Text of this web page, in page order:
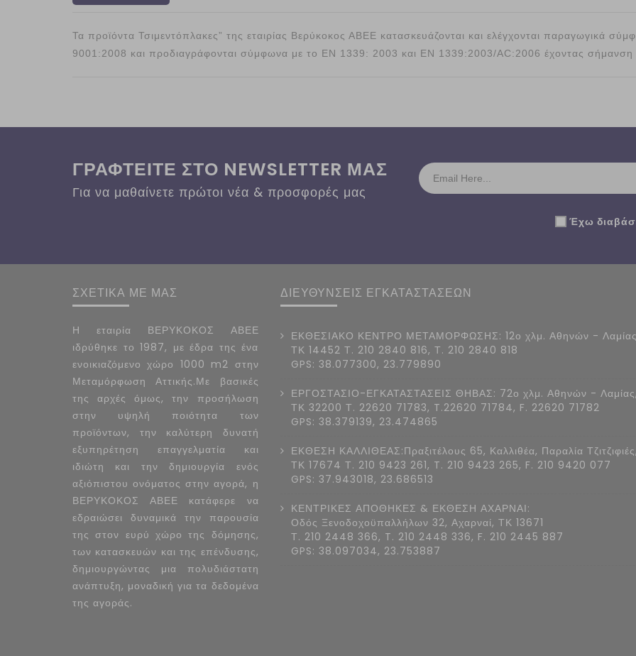
Τα προϊόντα Τσιμεντόπλακες” της εταιρίας Βερύκοκος ΑΒΕΕ κατασκευάζονται και ελέγχονται παραγωγικά
9001:2008 και προδιαγράφονται σύμφωνα με το EN 1339: 2003 και EN 1339:2003/AC:2006 έχοντας σήμανση
ΓΡΑΦΤΕΙΤΕ ΣΤΟ NEWSLETTER ΜΑΣ
Για να μαθαίνετε πρώτοι νέα & προσφορές μας
Έχω
ΣΧΕΤΙΚΑ ΜΕ ΜΑΣ
Η εταιρία ΒΕΡΥΚΟΚΟΣ ΑΒΕΕ
ιδρύθηκε το 1987, με έδρα της ένα
ενοικιαζόμενο χώρο 1000 m2 στην
Μεταμόρφωση Αττικής.Με βασικές
της αρχές όμως, την προσήλωση
στην υψηλή ποιότητα των
προϊόντων, την καλύτερη δυνατή
εξυπηρέτηση επαγγελματία και
ιδιώτη και την δημιουργία ενός
αξιόπιστου ονόματος στην αγορά, η
ΒΕΡΥΚΟΚΟΣ ΑΒΕΕ κατάφερε να
εδραιώσει δυναμικά την παρουσία
της στον ευρύ χώρο της δόμησης,
των κατασκευών και της επένδυσης,
δημιουργώντας μια πολυδιάστατη
ανάπτυξη, μοναδική για τα δεδομένα
της αγοράς.
ΔΙΕΥΘΥΝΣΕΙΣ ΕΓΚΑΤΑΣΤΑΣΕΩΝ
ΕΚΘΕΣΙΑΚΟ ΚΕΝΤΡΟ ΜΕΤΑΜΟΡΦΩΣΗΣ: 12ο χλμ. Αθηνών -
ΤΚ 14452 Τ. 210 2840 816, Τ. 210 2840 818
GPS: 38.077300, 23.779890
ΕΡΓΟΣΤΑΣΙΟ-ΕΓΚΑΤΑΣΤΑΣΕΙΣ ΘΗΒΑΣ: 72ο χλμ. Αθηνών - Λαμίας,
ΤΚ 32200 Τ. 22620 71783, T.22620 71784, F. 22620 71782
GPS: 38.379139, 23.474865
ΕΚΘΕΣΗ ΚΑΛΛΙΘΕΑΣ:Πραξιτέλους 65, Καλλιθέα, Παραλία Τζιτζιφιές,
ΤΚ 17674 Τ. 210 9423 261, T. 210 9423 265, F. 210 9420 077
GPS: 37.943018, 23.686513
ΚΕΝΤΡΙΚΕΣ ΑΠΟΘΗΚΕΣ & ΕΚΘΕΣΗ ΑΧΑΡΝΑΙ:
Οδός Ξενοδοχοϋπαλλήλων 32, Αχαρναί, ΤΚ 13671
Τ. 210 2448 366, T. 210 2448 336, F. 210 2445 887
GPS: 38.097034, 23.753887